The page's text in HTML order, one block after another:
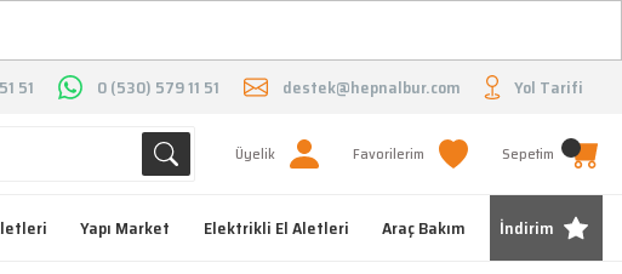
51 0 (530) 579 11 51 destek@hepnalbur.com Yol Tarifi
Üyelik Favorilerim Sepetim
Yapı Market Elektrikli El Aletleri Araç Bakım İndirim